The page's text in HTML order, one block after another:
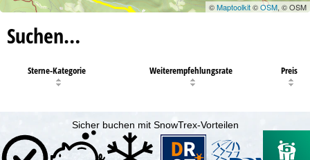
©Maptoolkit©OSM, © OSM
Suchen…
Sterne-Kategorie Weiterempfehlungsrate Preis
Sicher buchen mit SnowTrex-Vorteilen